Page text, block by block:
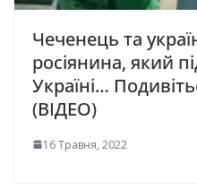
Чеченець та
росіянина, який
Україні…
(ВІДЕО)
16 Травня, 2022